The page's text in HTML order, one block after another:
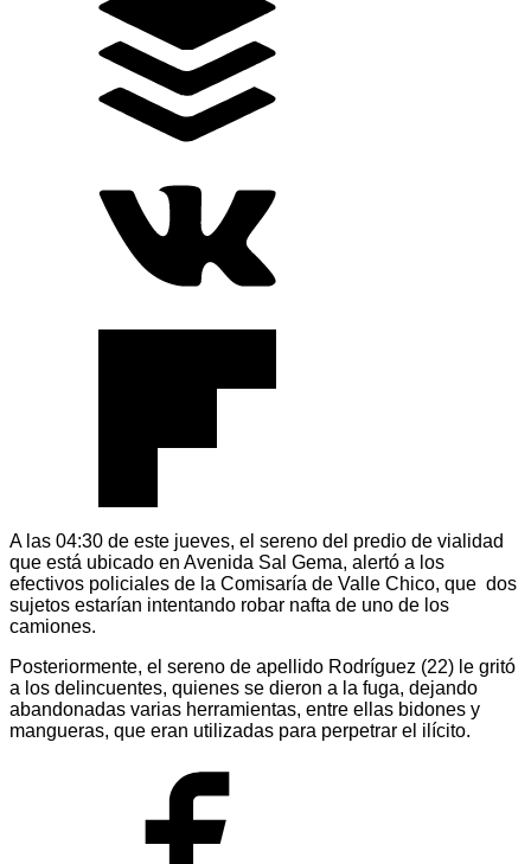
A las 04:30 de este jueves, el sereno del predio de vialidad
que está ubicado en Avenida Sal Gema, alertó a los
efectivos policiales de la Comisaría de Valle Chico, que dos
sujetos estarían intentando robar nafta de uno de los
camiones.
Posteriormente, el sereno de apellido Rodríguez (22) le gritó
a los delincuentes, quienes se dieron a la fuga, dejando
abandonadas varias herramientas, entre ellas bidones y
mangueras, que eran utilizadas para perpetrar el ilícito.